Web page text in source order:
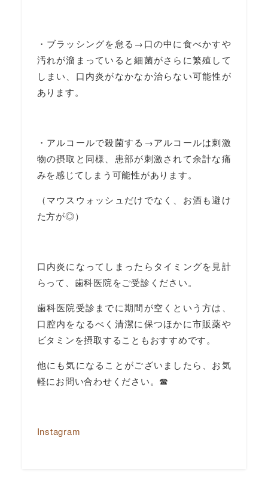
・ブラッシングを怠る→口の中に食べかすや
汚れが溜まっていると細菌がさらに繁殖して
しまい、口内炎がなかなか治らない可能性が
あります。
・アルコールで殺菌する→アルコールは刺激
物の摂取と同様、患部が刺激されて余計な痛
みを感じてしまう可能性があります。
（マウスウォッシュだけでなく、お酒も避け
た方が◎）
口内炎になってしまったらタイミングを見計
らって、歯科医院をご受診ください。
歯科医院受診までに期間が空くという方は、
口腔内をなるべく清潔に保つほかに市販薬や
ビタミンを摂取することもおすすめです。
他にも気になることがございましたら、お気
軽にお問い合わせください。☎
Instagram